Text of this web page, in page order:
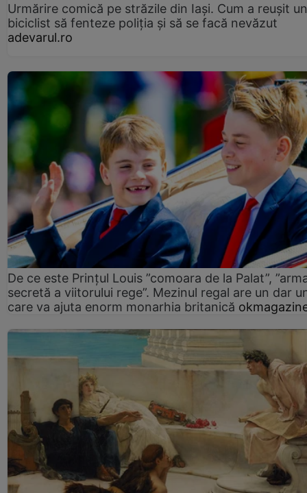
Urmărire comică pe străzile din Iași. Cum a reușit un
biciclist să fenteze poliția și să se facă nevăzut
adevarul.ro
De ce este Prințul Louis ”comoara de la Palat”,
secretă a viitorului rege”. Mezinul regal are un dar
care va ajuta enorm monarhia britanică